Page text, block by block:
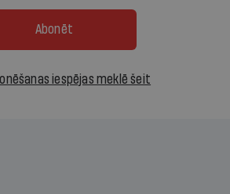
Abonēt
iespējas meklē šeit